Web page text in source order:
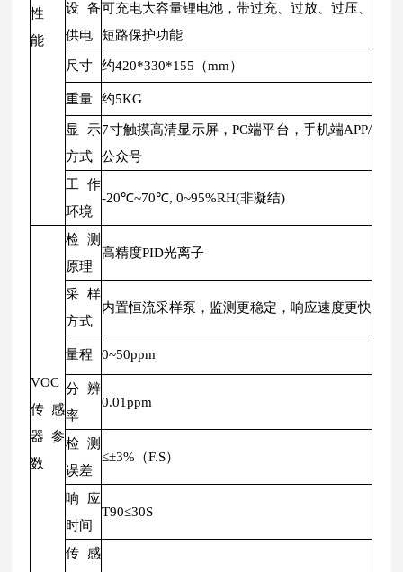
性
能
设备
供电
可充电大容量锂电池，带过充、过放、过压、
短路保护功能
尺寸 约420*330*155（mm）
重量 约5KG
显示
方式
7寸触摸高清显示屏，PC端平台，手机端APP/
公众号
工作
环境
-20℃~70℃, 0~95%RH(非凝结)
VOC
传感
器参
数
检测
原理
高精度PID光离子
采样
方式
内置恒流采样泵，监测更稳定，响应速度更快
量程 0~50ppm
分辨
率
0.01ppm
检测
误差
≤±3%（F.S）
响应
时间
T90≤30S
传感